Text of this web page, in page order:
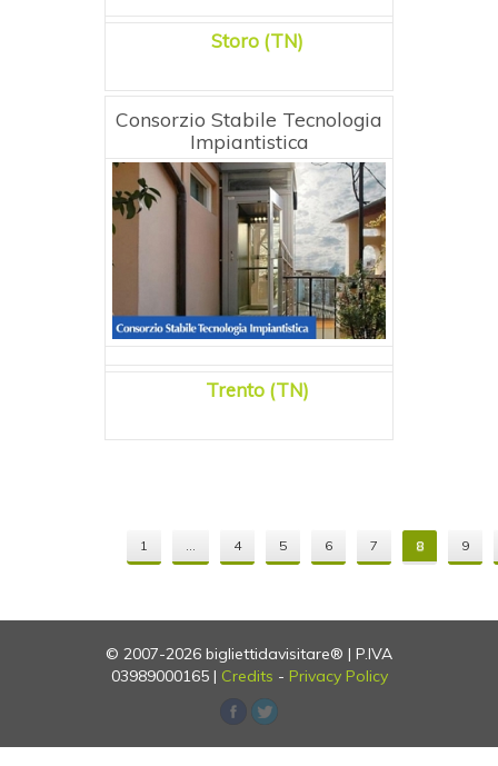
Storo (TN)
Consorzio Stabile Tecnologia
Impiantistica
Trento (TN)
1 4 5 6 7 8 9
© 2007-2026 bigliettidavisitare® | P.IVA
03989000165 | Credits - Privacy Policy